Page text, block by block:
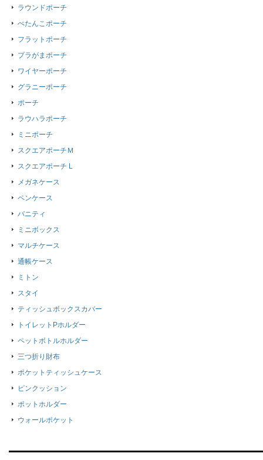
ラウンドポーチ
ぺたんこポーチ
フラットポーチ
プラがまポーチ
ワイヤーポーチ
グラニーポーチ
ポーチ
ラウハラポーチ
ミニポーチ
スクエアポーチＭ
スクエアポーチ L
メガネケース
ペンケース
バニティ
ミニボックス
マルチケース
通帳ケース
ミトン
スタイ
ティッシュボックスカバー
トイレットPホルダー
ペットボトルホルダー
三つ折り財布
ポケットティッシュケース
ピンクッション
ポットホルダー
ウォールポケット